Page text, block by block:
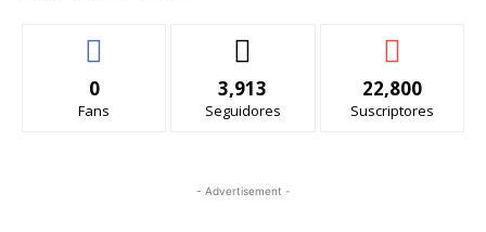
0
Fans
3,913
Seguidores
22,800
Suscriptores
- Advertisement -